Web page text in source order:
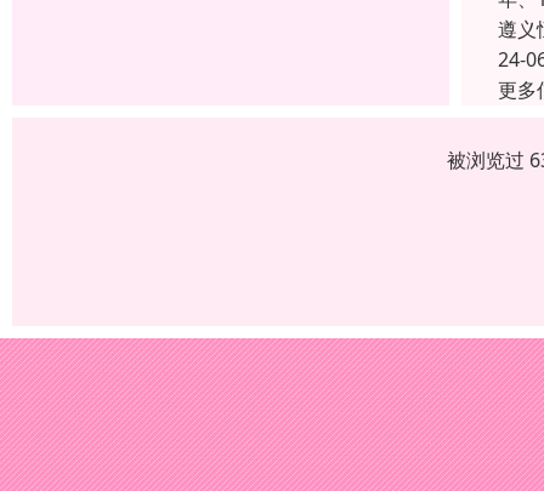
遵义
24-
更多
被浏览过